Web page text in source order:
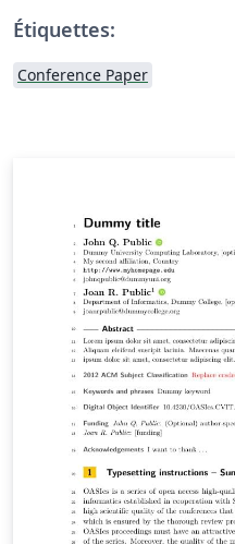
Étiquettes:
Conference Paper